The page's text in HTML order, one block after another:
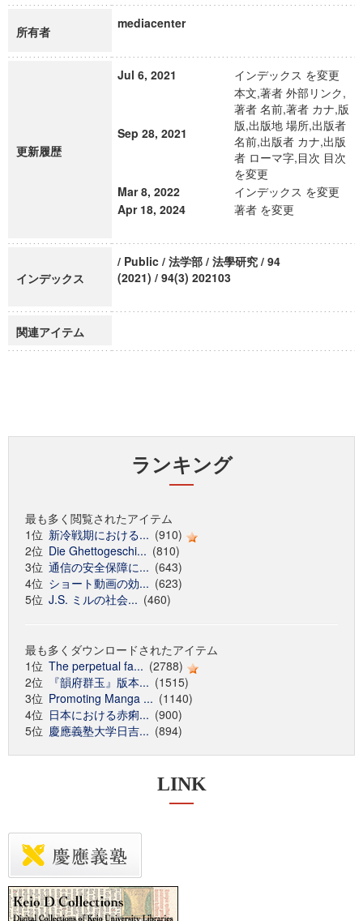
所有者
mediacenter
更新履歴
Jul 6, 2021 インデックス を変更
Sep 28, 2021
本文,著者 外部リンク,
著者 名前,著者 カナ,版
版,出版地 場所,出版者
名前,出版者 カナ,出版
者 ローマ字,目次 目次
を変更
Mar 8, 2022
インデックス を変更
Apr 18, 2024
著者 を変更
インデックス
/ Public / 法学部 / 法學研究 / 94
(2021) / 94(3) 202103
関連アイテム
ランキング
最も多く閲覧されたアイテム
1位 新冷戦期における... (910)
2位 Die Ghettogeschi... (810)
3位 通信の安全保障に... (643)
4位 ショート動画の効... (623)
5位 J.S. ミルの社会... (460)
最も多くダウンロードされたアイテム
1位 The perpetual fa... (2788)
2位
『韻府群玉』版本... (1515)
3位 Promoting Manga ... (1140)
4位 日本における赤痢... (900)
5位 慶應義塾大学日吉... (894)
LINK